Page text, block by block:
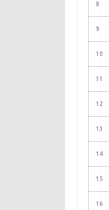
8
9
10
11
12
13
14
15
16